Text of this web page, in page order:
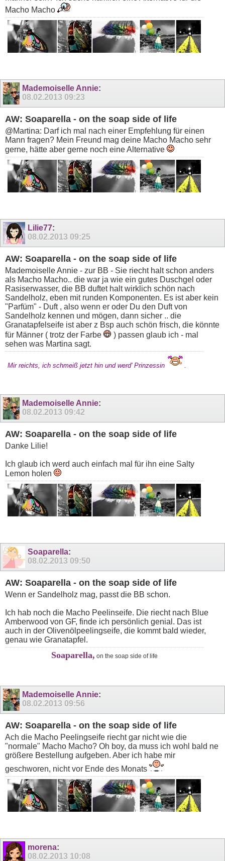
Macho Macho
Mademoiselle Annie:
08.02.2013 09:23
AW: Soaparella - on the soap side of life
@Martina: Darf ich mal nach einer Empfehlung für einen
Mann fragen? Mein Freund mag deine Macho Macho sehr
gerne, hätte aber gerne noch eine Alternative
Lilie77:
08.02.2013 09:25
AW: Soaparella - on the soap side of life
Mademoiselle Annie - zur BB - Sie riecht halt schon anders
als Macho Macho.. die war ja wie ein gutes Duschgel oder
Rasiserwasser, die BB duftet halt wirklich schön nach
Sandelholz, eben mit runden Komponenten. Es ist aber kein
"Parfüm" - Duft , also wenn er oder Du den Duft von
Sandelholz kennen und mögen, dann sicher .. die
Granatapfelseife ist aber z Bsp auch schön frisch, die könnte
für Männer ( trotz der Farbe
) passen glaub ich - mal
sehen was Martina sagt.
Mir reichts, ich schmeiß jetzt hin und werd' Prinzessin
Mademoiselle Annie:
08.02.2013 09:42
AW: Soaparella - on the soap side of life
Danke Lilie!
Ich glaub ich werd auch einfach mal für ihn eine Salty
Lemon holen
Soaparella:
08.02.2013 09:50
AW: Soaparella - on the soap side of life
Wenn er Sandelholz mag, passt die BB schon.
Ich hab noch die Macho Peelinseife. Die riecht nach Blue
Amberwood von GF, finde ich persönlich genial. Das ist
auch in der Olivenölpeelingseife, die kommt bald wieder,
genau wie Granatapfel.
Soaparella, on the soap side of life
Mademoiselle Annie:
08.02.2013 09:56
AW: Soaparella - on the soap side of life
Ach die Macho Peelingseife riecht gar nicht wie die
"normale" Macho Macho? Oh boy, da muss ich wohl bald ne
größere Bestellung aufgeben. Aber ich habe mir
geschworen, nicht vor Ende des Monats
morena:
08.02.2013 10:08